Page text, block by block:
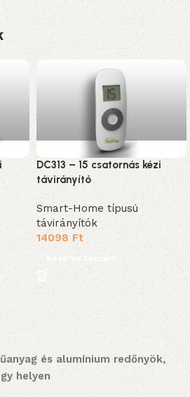
DC313 – 15 csatornás kézi
távirányító
Smart-Home típusú
távirányítók
14098Ft
Kosárba teszem
és alumínium redőnyök,
helyen